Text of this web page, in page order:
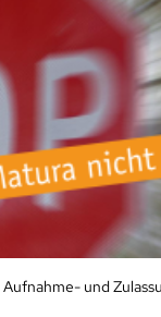
und